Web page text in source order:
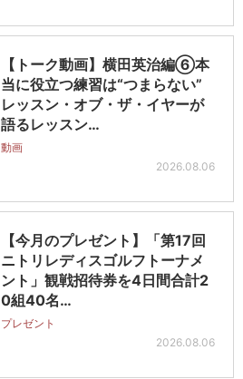
【トーク動画】横田英治編⑥本
当に役立つ練習は“つまらない”
レッスン・オブ・ザ・イヤーが
語るレッスン…
動画
2026.08.06
【今月のプレゼント】「第17回
ニトリレディスゴルフトーナメ
ント」観戦招待券を4日間合計2
0組40名…
プレゼント
2026.08.06